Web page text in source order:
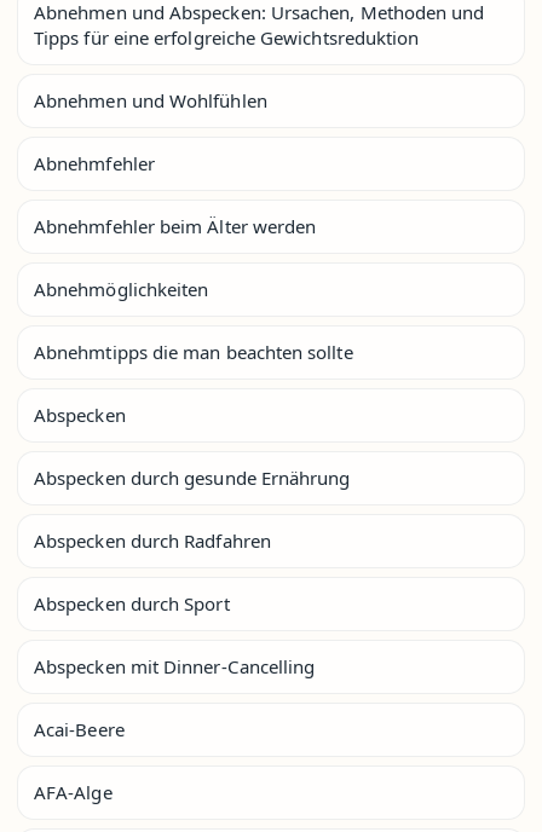
Abnehmen und Abspecken: Ursachen, Methoden und
Tipps für eine erfolgreiche Gewichtsreduktion
Abnehmen und Wohlfühlen
Abnehmfehler
Abnehmfehler beim Älter werden
Abnehmöglichkeiten
Abnehmtipps die man beachten sollte
Abspecken
Abspecken durch gesunde Ernährung
Abspecken durch Radfahren
Abspecken durch Sport
Abspecken mit Dinner-Cancelling
Acai-Beere
AFA-Alge